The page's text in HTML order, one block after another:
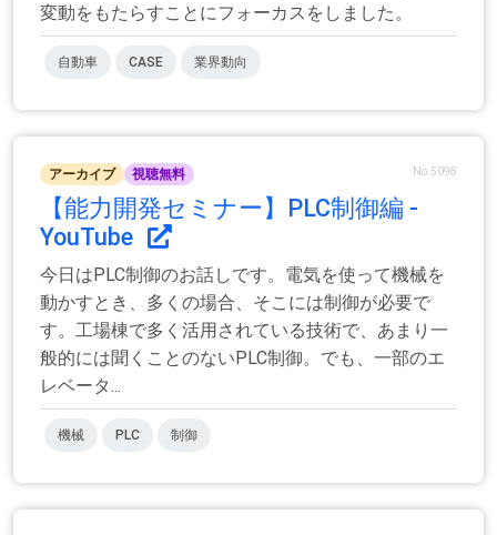
変動をもたらすことにフォーカスをしました。
自動車 CASE 業界動向
アーカイブ 視聴無料 No.5098
【能力開発セミナー】PLC制御編 -
YouTube
今日はPLC制御のお話しです。電気を使って機械を
動かすとき、多くの場合、そこには制御が必要で
す。工場棟で多く活用されている技術で、あまり一
般的には聞くことのないPLC制御。でも、一部のエ
レベータ...
機械 PLC 制御